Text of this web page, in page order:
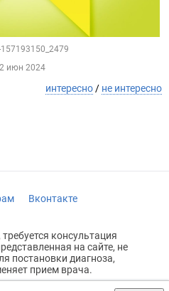
июн 2024
интересно / не интересно
Вконтакте
консультация
на сайте, не
постановки диагноза,
прием врача.